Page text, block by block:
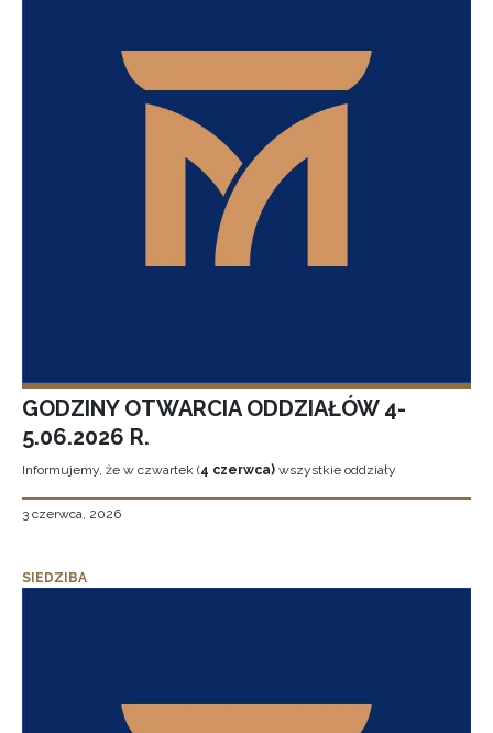
GODZINY OTWARCIA ODDZIAŁÓW 4-
5.06.2026 R.
Informujemy, że w czwartek (4 czerwca) wszystkie oddziały
3 czerwca, 2026
SIEDZIBA